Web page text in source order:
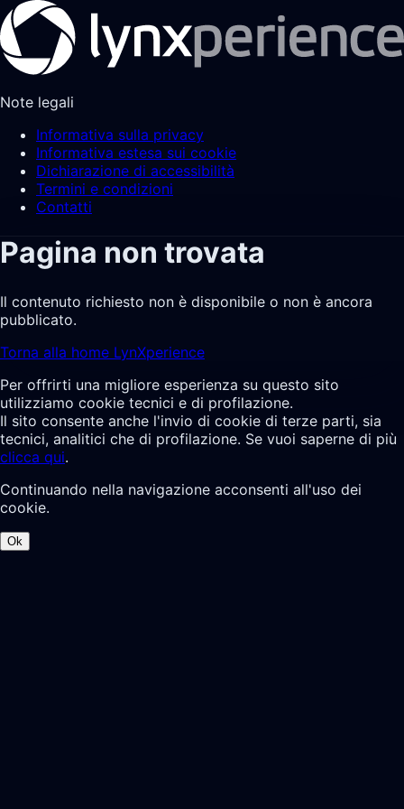
Note legali
Informativa sulla privacy
Informativa estesa sui cookie
Dichiarazione di accessibilità
Termini e condizioni
Contatti
Pagina non trovata
Il contenuto richiesto non è disponibile o non è ancora
pubblicato.
Torna alla home LynXperience
Per offrirti una migliore esperienza su questo sito
utilizziamo cookie tecnici e di profilazione.
Il sito consente anche l'invio di cookie di terze parti, sia
tecnici, analitici che di profilazione. Se vuoi saperne di più
clicca qui.
Continuando nella navigazione acconsenti all'uso dei
cookie.
Ok